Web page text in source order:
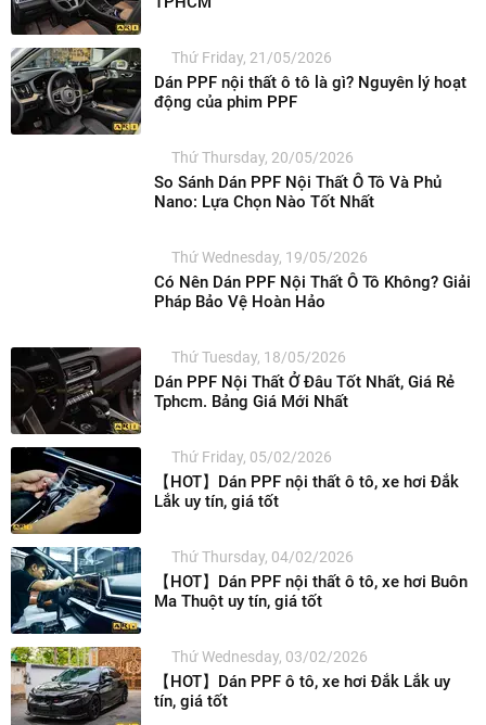
Thứ Friday, 21/05/2026
Dán PPF nội thất ô tô là gì? Nguyên lý hoạt
động của phim PPF
Thứ Thursday, 20/05/2026
So Sánh Dán PPF Nội Thất Ô Tô Và Phủ
Nano: Lựa Chọn Nào Tốt Nhất
Thứ Wednesday, 19/05/2026
Có Nên Dán PPF Nội Thất Ô Tô Không? Giải
Pháp Bảo Vệ Hoàn Hảo
Thứ Tuesday, 18/05/2026
Dán PPF Nội Thất Ở Đâu Tốt Nhất, Giá Rẻ
Tphcm. Bảng Giá Mới Nhất
Thứ Friday, 05/02/2026
【HOT】Dán PPF nội thất ô tô, xe hơi Đắk
Lắk uy tín, giá tốt
Thứ Thursday, 04/02/2026
【HOT】Dán PPF nội thất ô tô, xe hơi Buôn
Ma Thuột uy tín, giá tốt
Thứ Wednesday, 03/02/2026
【HOT】Dán PPF ô tô, xe hơi Đắk Lắk uy
tín, giá tốt